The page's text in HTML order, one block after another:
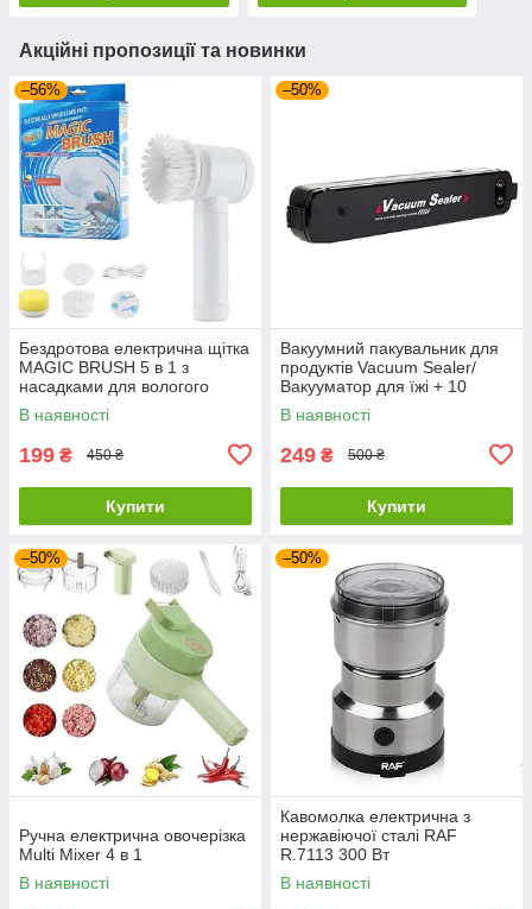
Акційні пропозиції та новинки
–56%
Бездротова електрична щітка
MAGIC BRUSH 5 в 1 з
насадками для вологого
прибирання
В наявності
199 ₴ 450 ₴
Купити
–50%
Вакуумний пакувальник для
продуктів Vacuum Sealer/
Вакууматор для їжі + 10
пакетів
В наявності
249 ₴ 500 ₴
Купити
–50%
Ручна електрична овочерізка
Multi Mixer 4 в 1
В наявності
–50%
Кавомолка електрична з
нержавіючої сталі RAF
R.7113 300 Вт
В наявності